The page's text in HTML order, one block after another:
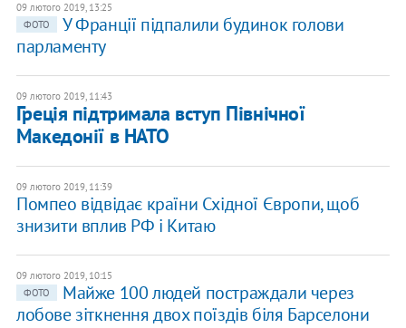
09 лютого 2019, 13:25
ФОТО
У Франції підпалили будинок голови
парламенту
09 лютого 2019, 11:43
Греція підтримала вступ Північної
Македонії в НАТО
09 лютого 2019, 11:39
Помпео відвідає країни Східної Європи, щоб
знизити вплив РФ і Китаю
09 лютого 2019, 10:15
ФОТО
Майже 100 людей постраждали через
лобове зіткнення двох поїздів біля Барселони